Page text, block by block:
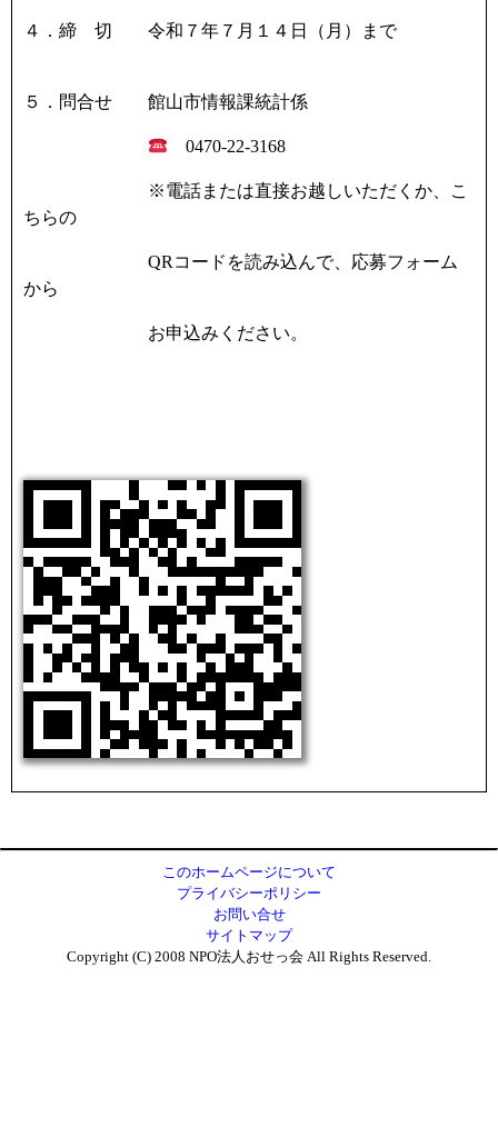
４．締 切 令和７年７月１４日（月）まで
５．問合せ 館山市情報課統計係
0470-22-3168
※電話または直接お越しいただくか、こ
ちらの
QR コードを読み込んで、応募フォーム
から
お申込みください。
このホームページについて
プライバシーポリシー
お問い合せ
サイトマップ
Copyright (C) 2008 NPO法人おせっ会 All Rights Reserved.